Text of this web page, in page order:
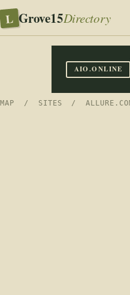
L Grove15Directory
AIO.ONLINE
MAP / SITES /